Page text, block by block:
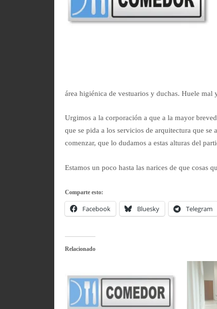
área higiénica de vestuarios y duchas. Huele mal
Urgimos a la corporación a que a la mayor
que se pida a los servicios de arquitectura que
comenzar, que lo dudamos a estas alturas del
Estamos un poco hasta las narices de que cosas
Comparte esto:
Facebook Bluesky Telegram
Relacionado